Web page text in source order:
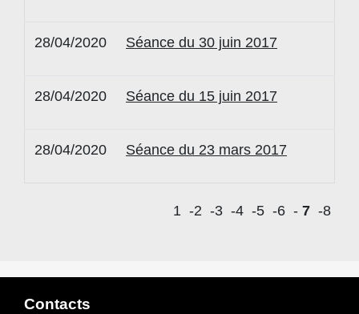
28/04/2020 Séance du 30 juin 2017
28/04/2020 Séance du 15 juin 2017
28/04/2020 Séance du 23 mars 2017
1 -2 -3 -4 -5 -6 - 7 -8
Contacts